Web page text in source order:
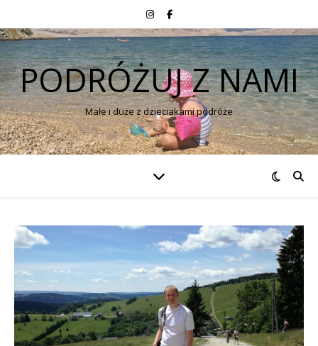
PODRÓŻUJ Z NAMI
Małe i duże z dzieciakami podróże